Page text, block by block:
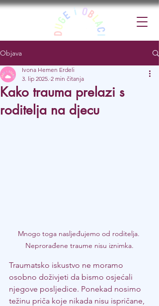
Objava
Kako trauma prelazi s
roditelja na djecu
Ivona Hemen Erdeli
3. lip 2025. 2 min čitanja
Mnogo toga nasljeđujemo od roditelja.
Neprorađene traume nisu iznimka.
Traumatsko iskustvo ne moramo
osobno doživjeti da bismo osjećali
njegove posljedice. Ponekad nosimo
težinu priča koje nikada nisu ispričane,